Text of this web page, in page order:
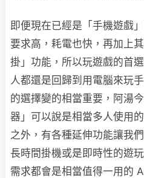
即便現在已經是「手機遊戲
要求高，耗電也快，再加上
掛」功能，所以玩遊戲的首
人都還是回歸到用電腦來玩
的選擇變的相當重要，阿湯
器」可以說是相當多人使用
之外，有各種延伸功能讓我
長時間掛機或是即時性的遊
需求都會是相當值得一用的